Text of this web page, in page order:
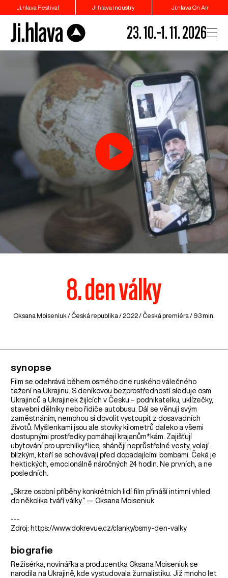
Ji.hlava Festival Ji.hlava Industry Ji.hlava On Air
23. 10.–1. 11. 2026
8. den války
Oksana Moiseniuk /Česká republika / 2022 / Česká premiéra / 93 min.
synopse
Film se odehrává během osmého dne ruského válečného
tažení na Ukrajinu. S deníkovou bezprostředností sleduje osm
Ukrajinců a Ukrajinek žijících v Česku – podnikatelku, uklízečky,
stavební dělníky nebo řidiče autobusu. Dál se věnují svým
zaměstnáním, nemohou si dovolit vystoupit z dosavadních
životů. Myšlenkami jsou ale stovky kilometrů daleko a všemi
dostupnými prostředky pomáhají krajanům*kám. Zajišťují
ubytování pro uprchlíky*lice, shánějí neprůstřelné vesty, volají
blízkým, kteří se schovávají před dopadajícími bombami. Čeká je
hektických, emocionálně náročných 24 hodin. Ne prvních, a ne
posledních.
„Skrze osobní příběhy konkrétních lidí film přináší intimní vhled
do několika tváří války.“ — Oksana Moiseniuk
---
Zdroj: https://www.dokrevue.cz/clanky/osmy-den-valky
biografie
Režisérka, novinářka a producentka Oksana Moiseniuk se
narodila na Ukrajině, kde vystudovala žurnalistiku. Již mnoho let